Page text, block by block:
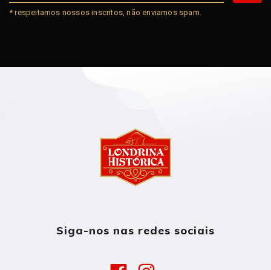
* respeitamos nossos inscritos, não enviamos spam.
Siga-nos nas redes sociais